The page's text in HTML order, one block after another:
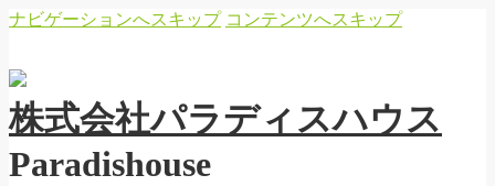
ナビゲーションへスキップ コンテンツへスキップ
株式会社パラディスハウス
Paradishouse